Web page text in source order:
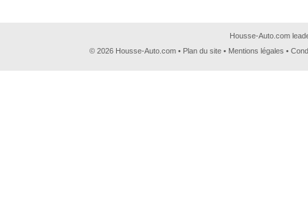
Housse-Auto.com
© 2026 Housse-Auto.com • Plan du site • Mentions légales •